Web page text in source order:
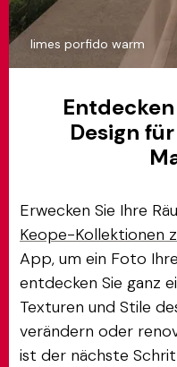
limes porfido warm
Design
Erwecken Sie Ihre
Keope-Kollektionen
App, um ein Foto
entdecken Sie ganz
Texturen und Stile
verändern oder
ist der nächste